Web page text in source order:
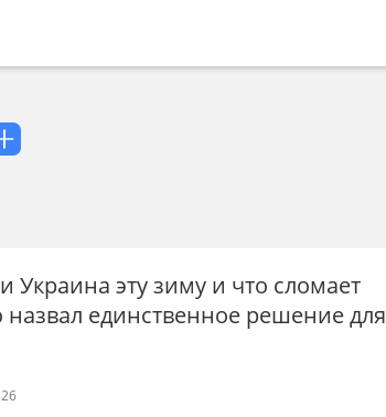
Украина эту зиму и что сломает
единственное решение для